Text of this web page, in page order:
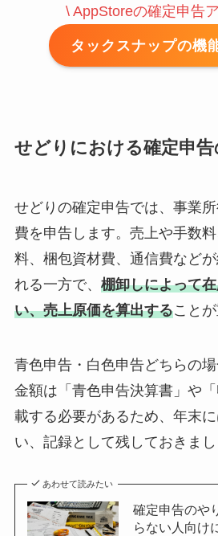
\ AppStoreの確定申告
タックスナップの機
せどりにおける確定申告
せどりの確定申告では、事業
費を申告します。売上や手数
料、梱包資材費、通信費など
れる一方で、 棚卸しによって
い、売上原価を算出することが
青色申告・白色申告どちらの
金額は「青色申告決算書」や
載する必要があるため、年末
い、記録として残しておきまし
あわせて読みたい
確定申告のや
らない人向け